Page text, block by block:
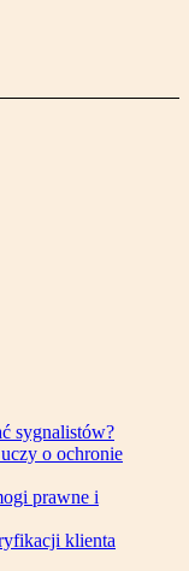
sygnalistów?
o ochronie
prawne i
klienta